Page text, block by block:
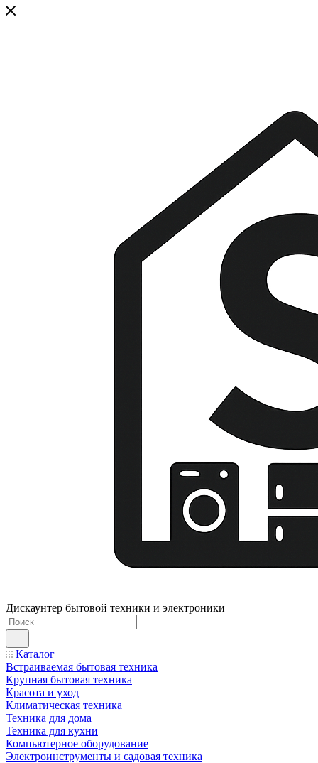
Дискаунтер бытовой техники и электроники
Каталог
Встраиваемая бытовая техника
Крупная бытовая техника
Красота и уход
Климатическая техника
Техника для дома
Техника для кухни
Компьютерное оборудование
Электроинструменты и садовая техника